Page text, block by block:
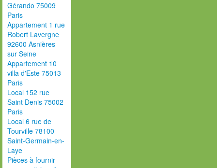
Gérando 75009
Paris
Appartement 1 rue
Robert Lavergne
92600 Asnières
sur Seine
Appartement 10
villa d'Este 75013
Paris
Local 152 rue
Saint Denis 75002
Paris
Local 6 rue de
Tourville 78100
Saint-Germain-en-
Laye
Pièces à fournir